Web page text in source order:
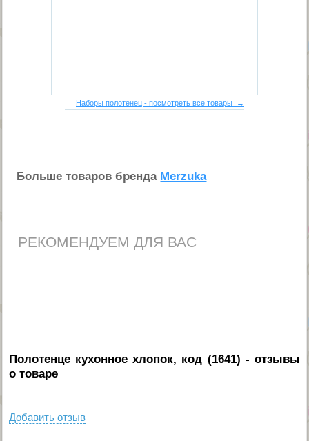
Наборы полотенец - посмотреть все товары →
Больше товаров бренда Merzuka
РЕКОМЕНДУЕМ ДЛЯ ВАС
Полотенце кухонное хлопок, код (1641) - отзывы
о товаре
Добавить отзыв